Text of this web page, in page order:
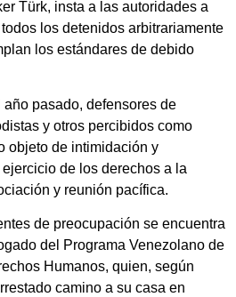
Türk, insta a las autoridades a
los detenidos arbitrariamente
los estándares de debido
pasado, defensores de
y otros percibidos como
objeto de intimidación y
de los derechos a la
y reunión pacífica.
de preocupación se encuentra
del Programa Venezolano de
Humanos, quien, según
camino a su casa en